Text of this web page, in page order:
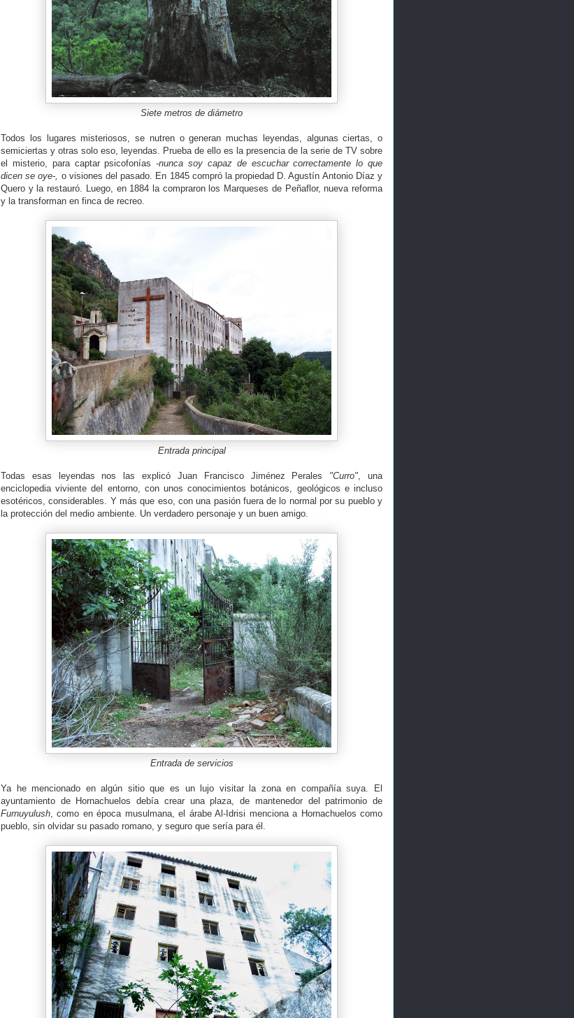
Siete metros de diámetro
Todos los lugares misteriosos, se nutren o generan muchas leyendas, algunas ciertas, o
semiciertas y otras solo eso, leyendas. Prueba de ello es la presencia de la serie de TV sobre
el misterio, para captar psicofonías-nunca soy capaz de escuchar correctamente lo que
dicen se oye-, o visiones del pasado. En 1845 compró la propiedad D. Agustín Antonio Díaz y
Quero y la restauró. Luego, en 1884 la compraron los Marqueses de Peñaflor, nueva reforma
y la transforman en finca de recreo.
Entrada principal
Todas esas leyendas nos las explicó Juan Francisco Jiménez Perales "Curro", una
enciclopedia viviente del entorno, con unos conocimientos botánicos, geológicos e incluso
esotéricos, considerables. Y más que eso, con una pasión fuera de lo normal por su pueblo y
la protección del medio ambiente. Un verdadero personaje y un buen amigo.
Entrada de servicios
Ya he mencionado en algún sitio que es un lujo visitar la zona en compañía suya. El
ayuntamiento de Hornachuelos debía crear una plaza, de mantenedor del patrimonio de
Furnuyulush, como en época musulmana, el árabe Al-Idrisi menciona a Hornachuelos como
pueblo, sin olvidar su pasado romano, y seguro que sería para él.